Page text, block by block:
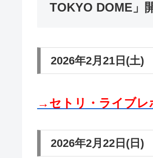
TOKYO DOME」
2026年2月21日(土)
→セトリ・ライブレ
2026年2月22日(日)